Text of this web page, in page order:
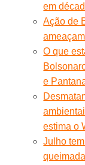
em
Ação de
O que
e
estima o
Julho